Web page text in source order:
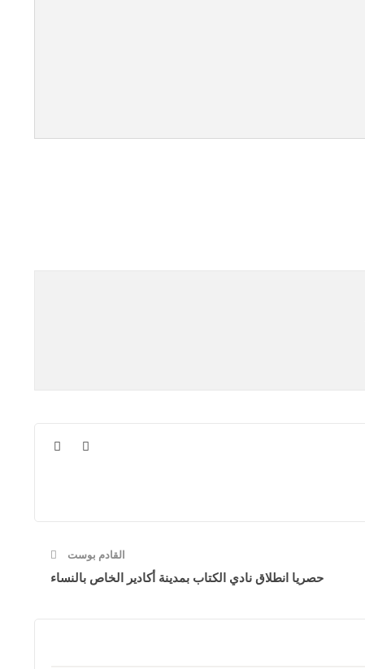
القادم بوست
حصريا انطلاق نادي الكتاب بمدينة أكادير الخاص بالنساء